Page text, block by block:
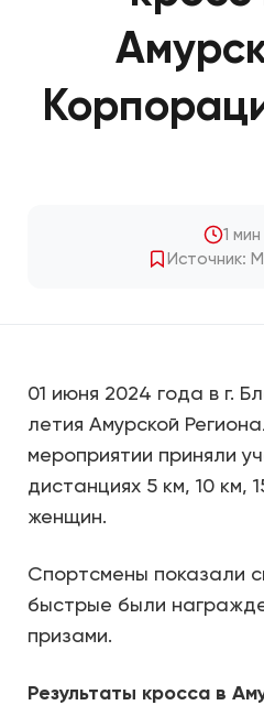
1
Источник:
01 июня 2024 года в г.
летия Амурской
мероприятии приняли
дистанциях 5 км, 10 км,
женщин.
Спортсмены показали
быстрые были
призами.
Результаты кросса в